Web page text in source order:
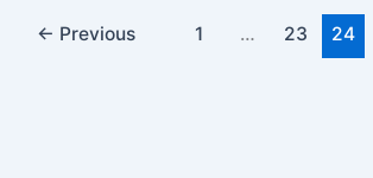
← Previous 1 … 23 24